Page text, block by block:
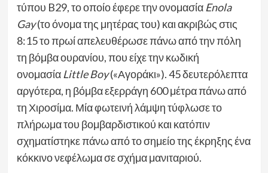
τύπου B29, το οποίο έφερε την ονομασία Enola
Gay(το όνομα της μητέρας του) και ακριβώς στις
8:15 το πρωί απελευθέρωσε πάνω από την πόλη
τη βόμβα ουρανίου, που είχε την κωδική
ονομασία Little Boy(«Αγοράκι»). 45 δευτερόλεπτα
αργότερα, η βόμβα εξερράγη 600 μέτρα πάνω από
τη Χιροσίμα. Μία φωτεινή λάμψη τύφλωσε το
πλήρωμα του βομβαρδιστικού και κατόπιν
σχηματίστηκε πάνω από το σημείο της έκρηξης ένα
κόκκινο νεφέλωμα σε σχήμα μανιταριού.